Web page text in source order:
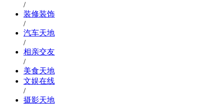
/
装修装饰
/
汽车天地
/
相亲交友
/
美食天地
文娱在线
/
摄影天地